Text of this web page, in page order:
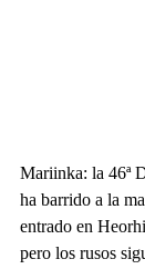
Mariinka: la 46ª
ha barrido a la
entrado en
pero los rusos